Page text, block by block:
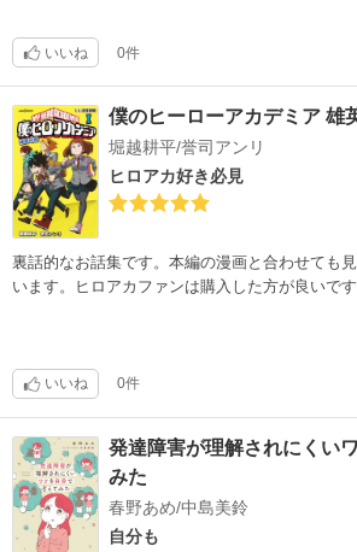
いいね 0件
僕のヒーローアカデミア 雄
堀越耕平/誉司アンリ
ヒロアカ好き必見
裏話的なお話集です。本編の漫画と合わせても
います。ヒロアカファンは購入した方が良いです
いいね 0件
発達障害が理解されにくい
みた
春野あめ/中島美鈴
自分も